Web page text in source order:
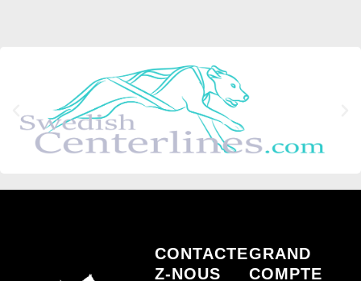
CONTACTE
Z-NOUS
GRAND
COMPTE